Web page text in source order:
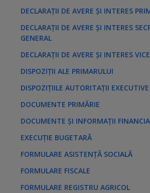
DECLARAȚII DE AVERE ȘI INTERES
DECLARAȚII DE AVERE ȘI INTERES
GENERAL
DECLARAȚII DE AVERE ȘI INTERES
DISPOZIȚII ALE PRIMARULUI
DISPOZIȚIILE AUTORITAȚII EXECUTIVE
DOCUMENTE PRIMĂRIE
DOCUMENTE ȘI INFORMAȚII
EXECUȚIE BUGETARĂ
FORMULARE ASISTENȚĂ SOCIALĂ
FORMULARE FISCALE
FORMULARE REGISTRU AGRICOL